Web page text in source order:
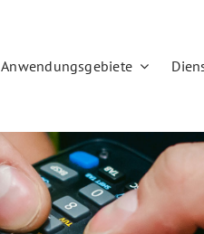
Anwendungsgebiete